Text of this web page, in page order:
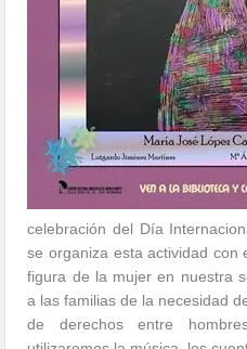
celebración del Día
se organiza esta actividad con
figura de la mujer en nuestra
a las familias de la necesidad
de derechos entre